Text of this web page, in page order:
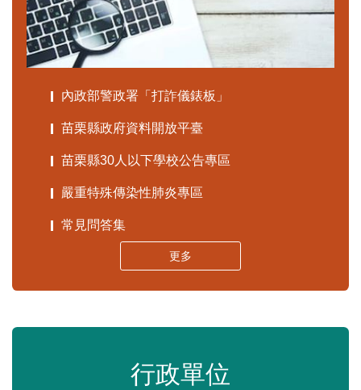
內政部警政署「打詐儀錶板」
苗栗縣政府資料開放平臺
苗栗縣30人以下學校公告專區
嚴重特殊傳染性肺炎專區
常見問答集
更多
行政單位